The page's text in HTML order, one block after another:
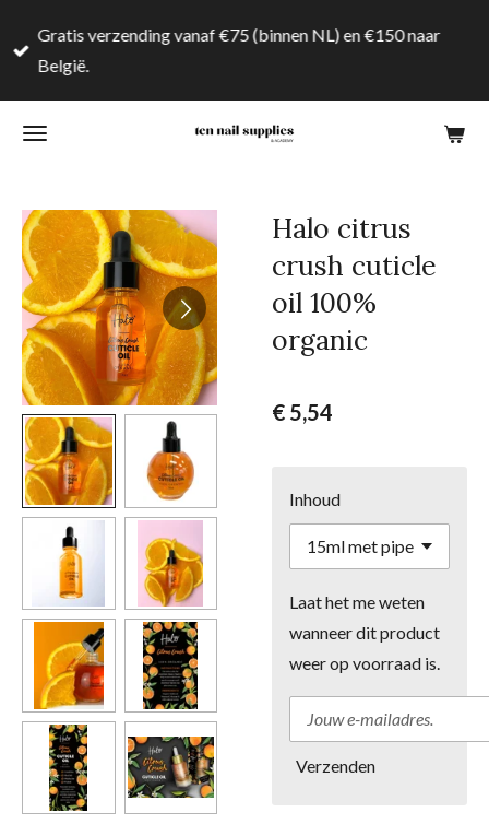
direct
hoofdinhoud
Gratis verzending vanaf €75 (binnen NL) en €150 naar
België.
Halo citrus
crush cuticle
oil 100%
organic
€ 5,54
Inhoud
Laat het me weten
wanneer dit product
weer op voorraad is.
Verzenden